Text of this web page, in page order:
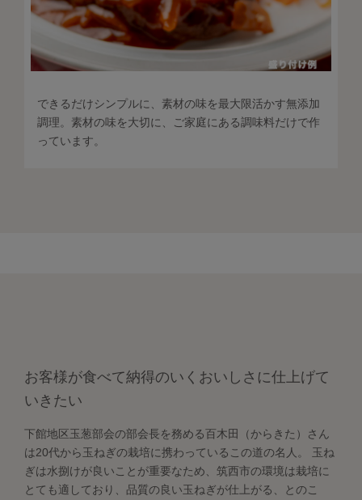
できるだけシンプルに、素材の味を最大限活かす無添加
調理。素材の味を大切に、ご家庭にある調味料だけで作
っています。
お客様が食べて納得のいくおいしさに仕上げて
いきたい
下館地区玉葱部会の部会長を務める百木田（からきた）さん
は20代から玉ねぎの栽培に携わっているこの道の名人。 玉ね
ぎは水捌けが良いことが重要なため、筑西市の環境は栽培に
とても適しており、品質の良い玉ねぎが仕上がる、とのこ